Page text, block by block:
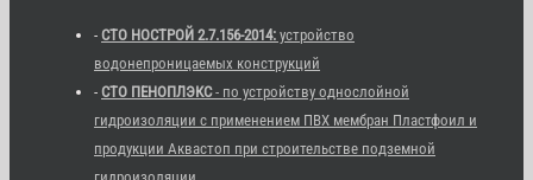
- СТО НОСТРОЙ 2.7.156-2014: устройство
водонепроницаемых конструкций
- СТО ПЕНОПЛЭКС- по устройству однослойной
гидроизоляции с применением ПВХ мембран Пластфоил и
продукции Аквастоп при строительстве подземной